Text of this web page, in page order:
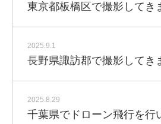
東京都板橋区で撮影してき
2025.9.1
長野県諏訪郡で撮影してき
2025.8.29
千葉県でドローン飛行を行